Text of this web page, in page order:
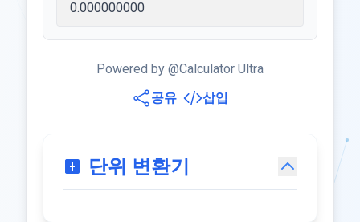
Powered by @Calculator Ultra
공유
삽입
단위 변환기